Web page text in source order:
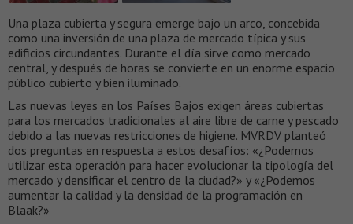
Una plaza cubierta y segura emerge bajo un arco, concebida
como una inversión de una plaza de mercado típica y sus
edificios circundantes. Durante el día sirve como mercado
central, y después de horas se convierte en un enorme espacio
público cubierto y bien iluminado.
Las nuevas leyes en los Países Bajos exigen áreas cubiertas
para los mercados tradicionales al aire libre de carne y pescado
debido a las nuevas restricciones de higiene. MVRDV planteó
dos preguntas en respuesta a estos desafíos: «¿Podemos
utilizar esta operación para hacer evolucionar la tipología del
mercado y densificar el centro de la ciudad?» y «¿Podemos
aumentar la calidad y la densidad de la programación en
Blaak?»